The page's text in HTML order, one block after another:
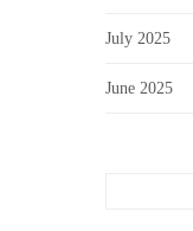
July 2025
June 2025